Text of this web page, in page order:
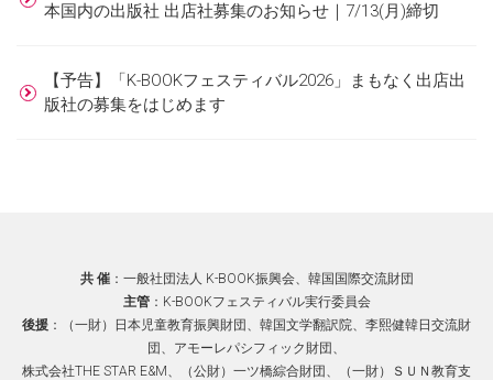
本国内の出版社 出店社募集のお知らせ｜7/13(月)締切
【予告】「K-BOOKフェスティバル2026」まもなく出店出
版社の募集をはじめます
共 催：⼀般社団法⼈ K-BOOK振興会、韓国国際交流財団
主管：K-BOOKフェスティバル実⾏委員会
後援 ：（一財）⽇本児童教育振興財団、韓国⽂学翻訳院、李熙健韓日交流財
団、アモーレパシフィック財団、
株式会社THE STAR E&M、（公財）一ツ橋綜合財団、（一財）ＳＵＮ教育支